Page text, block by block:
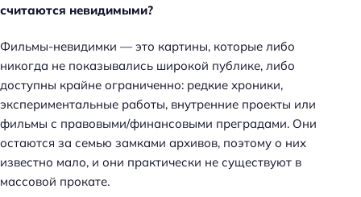
считаются невидимыми?
Фильмы-невидимки — это картины, которые либо
никогда не показывались широкой публике, либо
доступны крайне ограниченно: редкие хроники,
экспериментальные работы, внутренние проекты или
фильмы с правовыми/финансовыми преградами. Они
остаются за семью замками архивов, поэтому о них
известно мало, и они практически не существуют в
массовой прокате.